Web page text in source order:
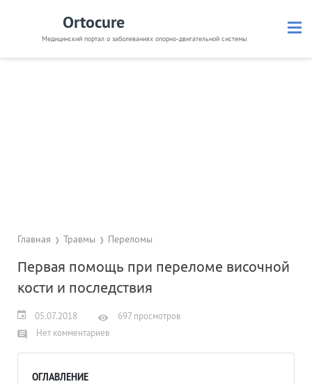
Ortocure
Медицинский портал о заболеваниях опорно-двигательной системы
Главная Травмы Переломы
Первая помощь при переломе височной
кости и последствия
05.07.2018
697 просмотров
Нет комментариев
ОГЛАВЛЕНИЕ